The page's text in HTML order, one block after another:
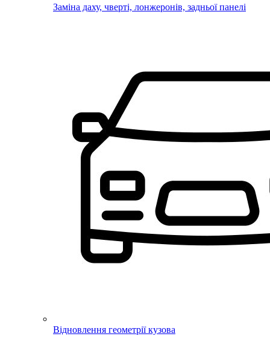
Заміна даху, чверті, лонжеронів, задньої панелі
Відновлення геометрії кузова